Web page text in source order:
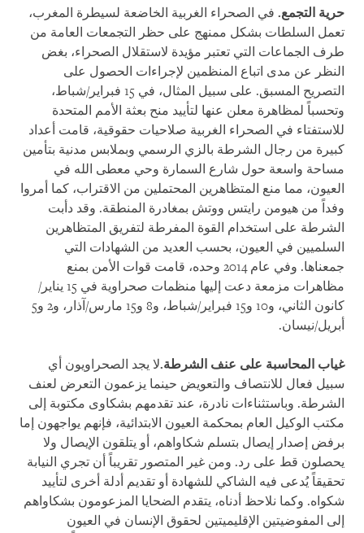
حرية التجمع. في الصحراء الغربية الخاضعة لسيطرة المغرب،
تعمل السلطات بشكل ممنهج على حظر التجمعات العامة من
طرف الجماعات التي تعتبر مؤيدة لاستقلال الصحراء، بغض
النظر عن مدى اتباع المنظمين لإجراءات الحصول على
التصريح المسبق. على سبيل المثال، في 15 فبراير/شباط،
وتحسباً لمظاهرة معلن عنها لتأييد منح بعثة الأمم المتحدة
للاستفتاء في الصحراء الغربية صلاحيات حقوقية، قامت أعداد
كبيرة من رجال الشرطة بالزي الرسمي وبملابس مدنية بتأمين
مساحة واسعة حول شارع السمارة وحي معطى الله في
العيون، مما منع المتظاهرين المحتملين من الاقتراب، كما أمروا
وفداً من هيومن رايتس ووتش بمغادرة المنطقة. وقد دأبت
الشرطة على استخدام القوة المفرطة لتفريق المتظاهرين
السلميين في العيون، بحسب العديد من الشهادات التي
جمعناها. وفي عام 2014 وحده، قامت قوات الأمن بمنع
مظاهرات مزمعة دعت إليها منظمات صحراوية في 15 يناير/
كانون الثاني، و10 و15 فبراير/شباط، و8 و15 مارس/آذار، و2 و5
أبريل/نيسان.
غياب المحاسبة على عنف الشرطة.لا يجد الصحراويون أي
سبيل فعال للانتصاف والتعويض حينما يزعمون التعرض لعنف
الشرطة. وباستثناءات نادرة، عند تقدمهم بشكاوى مكتوبة إلى
مكتب الوكيل العام بمحكمة العيون الابتدائية، فإنهم يواجهون إما
برفض إصدار إيصال بتسلم شكاواهم، أو يتلقون الإيصال ولا
يحصلون قط على رد. ومن غير المتصور تقريباً أن تجري النيابة
تحقيقاً يُدعى فيه الشاكي للشهادة أو تقديم أدلة أخرى لتأييد
شكواه. وكما نلاحظ أدناه، يتقدم الضحايا المزعومون بشكاواهم
إلى المفوضيتين الإقليميتين لحقوق الإنسان في العيون